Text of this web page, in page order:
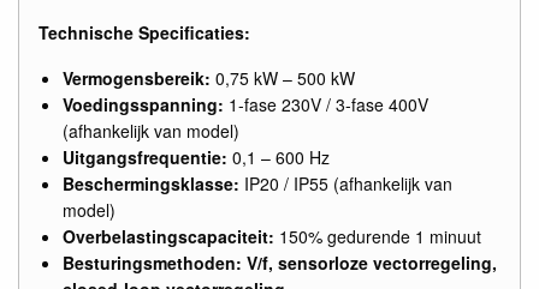
Technische Specificaties:
Vermogensbereik: 0,75 kW – 500 kW
Voedingsspanning: 1-fase 230V / 3-fase 400V
(afhankelijk van model)
Uitgangsfrequentie: 0,1 – 600 Hz
Beschermingsklasse: IP20 / IP55 (afhankelijk van
model)
Overbelastingscapaciteit: 150% gedurende 1 minuut
Besturingsmethoden: V/f, sensorloze vectorregeling,